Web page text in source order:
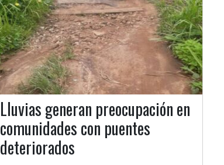
Lluvias generan preocupación en
comunidades con puentes
deteriorados